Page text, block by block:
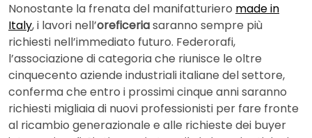
Nonostante la frenata del manifatturiero made in
Italy, i lavori nell’oreficeriasaranno sempre più
richiesti nell’immediato futuro. Federorafi,
l’associazione di categoria che riunisce le oltre
cinquecento aziende industriali italiane del settore,
conferma che entro i prossimi cinque anni saranno
richiesti migliaia di nuovi professionisti per fare fronte
al ricambio generazionale e alle richieste dei buyer